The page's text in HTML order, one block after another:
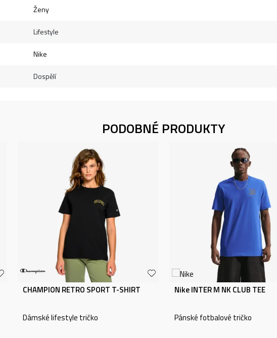
Ženy
Lifestyle
Nike
Dospělí
PODOBNÉ PRODUKTY
CHAMPION RETRO SPORT T-SHIRT
Dámské lifestyle tričko
Nike INTER M NK CLUB TEE
Pánské fotbalové tričko